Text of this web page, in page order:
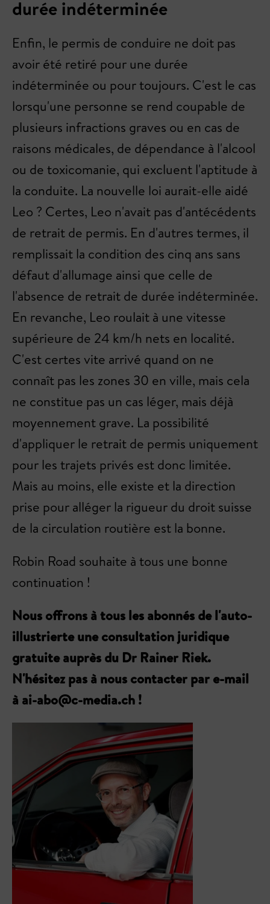
durée indéterminée
Enfin, le permis de conduire ne doit pas
avoir été retiré pour une durée
indéterminée ou pour toujours. C'est le cas
lorsqu'une personne se rend coupable de
plusieurs infractions graves ou en cas de
raisons médicales, de dépendance à l'alcool
ou de toxicomanie, qui excluent l'aptitude à
la conduite. La nouvelle loi aurait-elle aidé
Leo ? Certes, Leo n'avait pas d'antécédents
de retrait de permis. En d'autres termes, il
remplissait la condition des cinq ans sans
défaut d'allumage ainsi que celle de
l'absence de retrait de durée indéterminée.
En revanche, Leo roulait à une vitesse
supérieure de 24 km/h nets en localité.
C'est certes vite arrivé quand on ne
connaît pas les zones 30 en ville, mais cela
ne constitue pas un cas léger, mais déjà
moyennement grave. La possibilité
d'appliquer le retrait de permis uniquement
pour les trajets privés est donc limitée.
Mais au moins, elle existe et la direction
prise pour alléger la rigueur du droit suisse
de la circulation routière est la bonne.
Robin Road souhaite à tous une bonne
continuation !
Nous offrons à tous les abonnés de l'auto-
illustrierte une consultation juridique
gratuite auprès du Dr Rainer Riek.
N'hésitez pas à nous contacter par e-mail
à ai-abo@c-media.ch !